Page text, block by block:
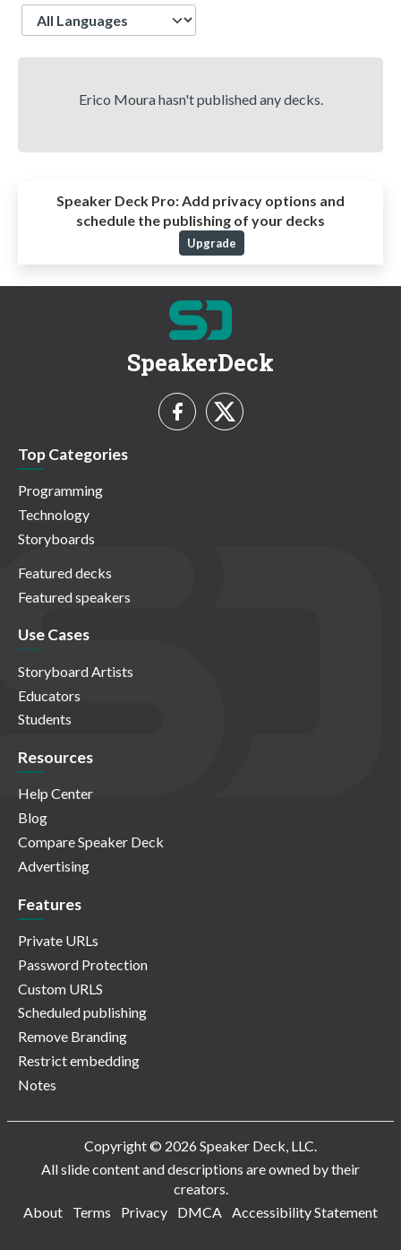
Language
Erico Moura hasn't published any decks.
Speaker Deck Pro: Add privacy options and
schedule the publishing of your decks
Upgrade
SpeakerDeck
Top Categories
Programming
Technology
Storyboards
Featured decks
Featured speakers
Use Cases
Storyboard Artists
Educators
Students
Resources
Help Center
Blog
Compare Speaker Deck
Advertising
Features
Private URLs
Password Protection
Custom URLS
Scheduled publishing
Remove Branding
Restrict embedding
Notes
Copyright © 2026 Speaker Deck, LLC.
All slide content and descriptions are owned by their
creators.
About
Terms Privacy DMCA Accessibility Statement